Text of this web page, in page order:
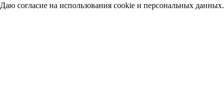
Даю согласие на использования cookie и персональных данных.